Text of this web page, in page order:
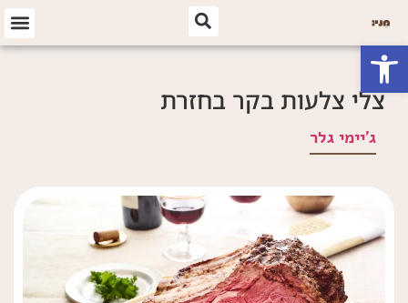
פתח סרגל נגישות
צלי צלעות בקר בחזרת
ג'יימי גלר